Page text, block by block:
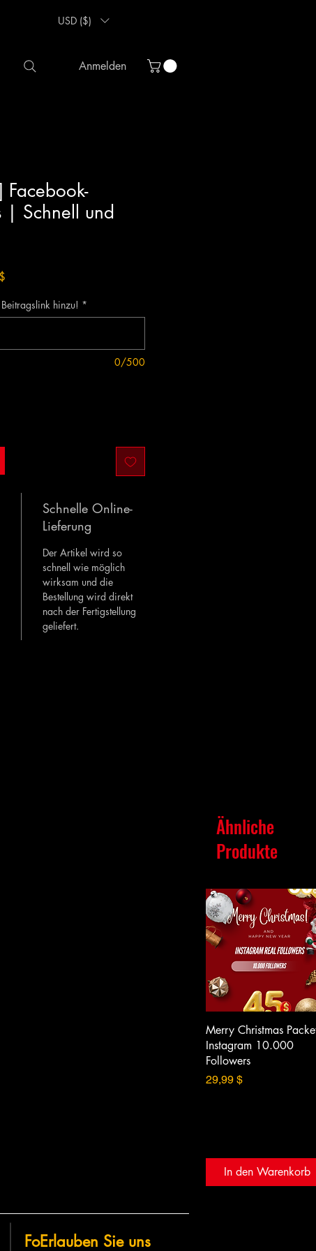
USD ($)
Anmelden
| Schnell und
hinzu! *
0/500
Schnelle Online-
Lieferung
Der Artikel wird so
schnell wie möglich
wirksam und die
Bestellung wird direkt
nach der Fertigstellung
geliefert.
Ähnliche
Produkte
Merry Christmas
Instagram 10.000
Followers
Preis
29,99 $
In den Warenkorb
FoErlauben Sie uns